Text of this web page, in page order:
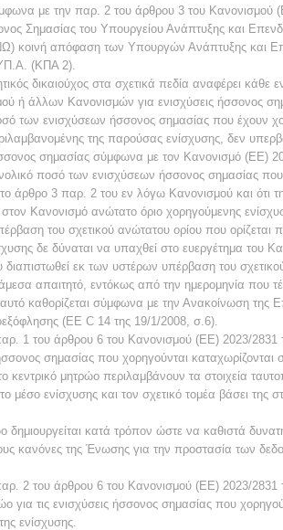
με την παρ. 2 του άρθρου 3 του
Σημασίας του Υπουργείου Ανάπτυξης και
απόφαση των Υπουργών Ανάπτυξης και
(ΚΠΑ 2).
δικαιούχος στα σχετικά πεδία αναφέρει
ή άλλων Κανονισμών για ενισχύσεις ήσσονος
των ενισχύσεων ήσσονος σημασίας που έχουν
της παρούσας ενίσχυσης, δεν
σημασίας σύμφωνα με τον Κανονισμό (ΕΕ)
ποσό των ενισχύσεων ήσσονος σημασίας που
άρθρο 3 παρ. 2 του εν λόγω Κανονισμού και ότι
Κανονισμό ανώτατο όριο χορηγούμενης
του σχετικού ανώτατου ορίου που
δε δύναται να υπαχθεί στο ευεργέτημα του
εκ των υστέρων υπέρβαση του
απαιτητό, εντόκως από την ημερομηνία που
καθορίζεται σύμφωνα με την Ανακοίνωση της
(ΕΕ C 14 της 19/1/2008, σ.6).
1 του άρθρου 6 του Κανονισμού (ΕΕ) 2023/2831
ήσσονος σημασίας που χορηγούνται
κεντρικό μητρώο περιλαμβάνουν τα στοιχεία
μέσο ενίσχυσης και τον σχετικό τομέα βάσει της
δημιουργείται κατά τρόπον ώστε να καθιστά
κανόνες της Ένωσης για την προστασία των
2 του άρθρου 6 του Κανονισμού (ΕΕ) 2023/2831
για τις ενισχύσεις ήσσονος σημασίας που
ενίσχυσης.